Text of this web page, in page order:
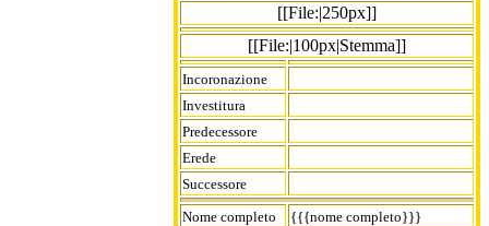
[[File:|250px]]
[[File:|100px|Stemma]]
Incoronazione
Investitura
Predecessore
Erede
Successore
Nome completo
{{{nome completo}}}